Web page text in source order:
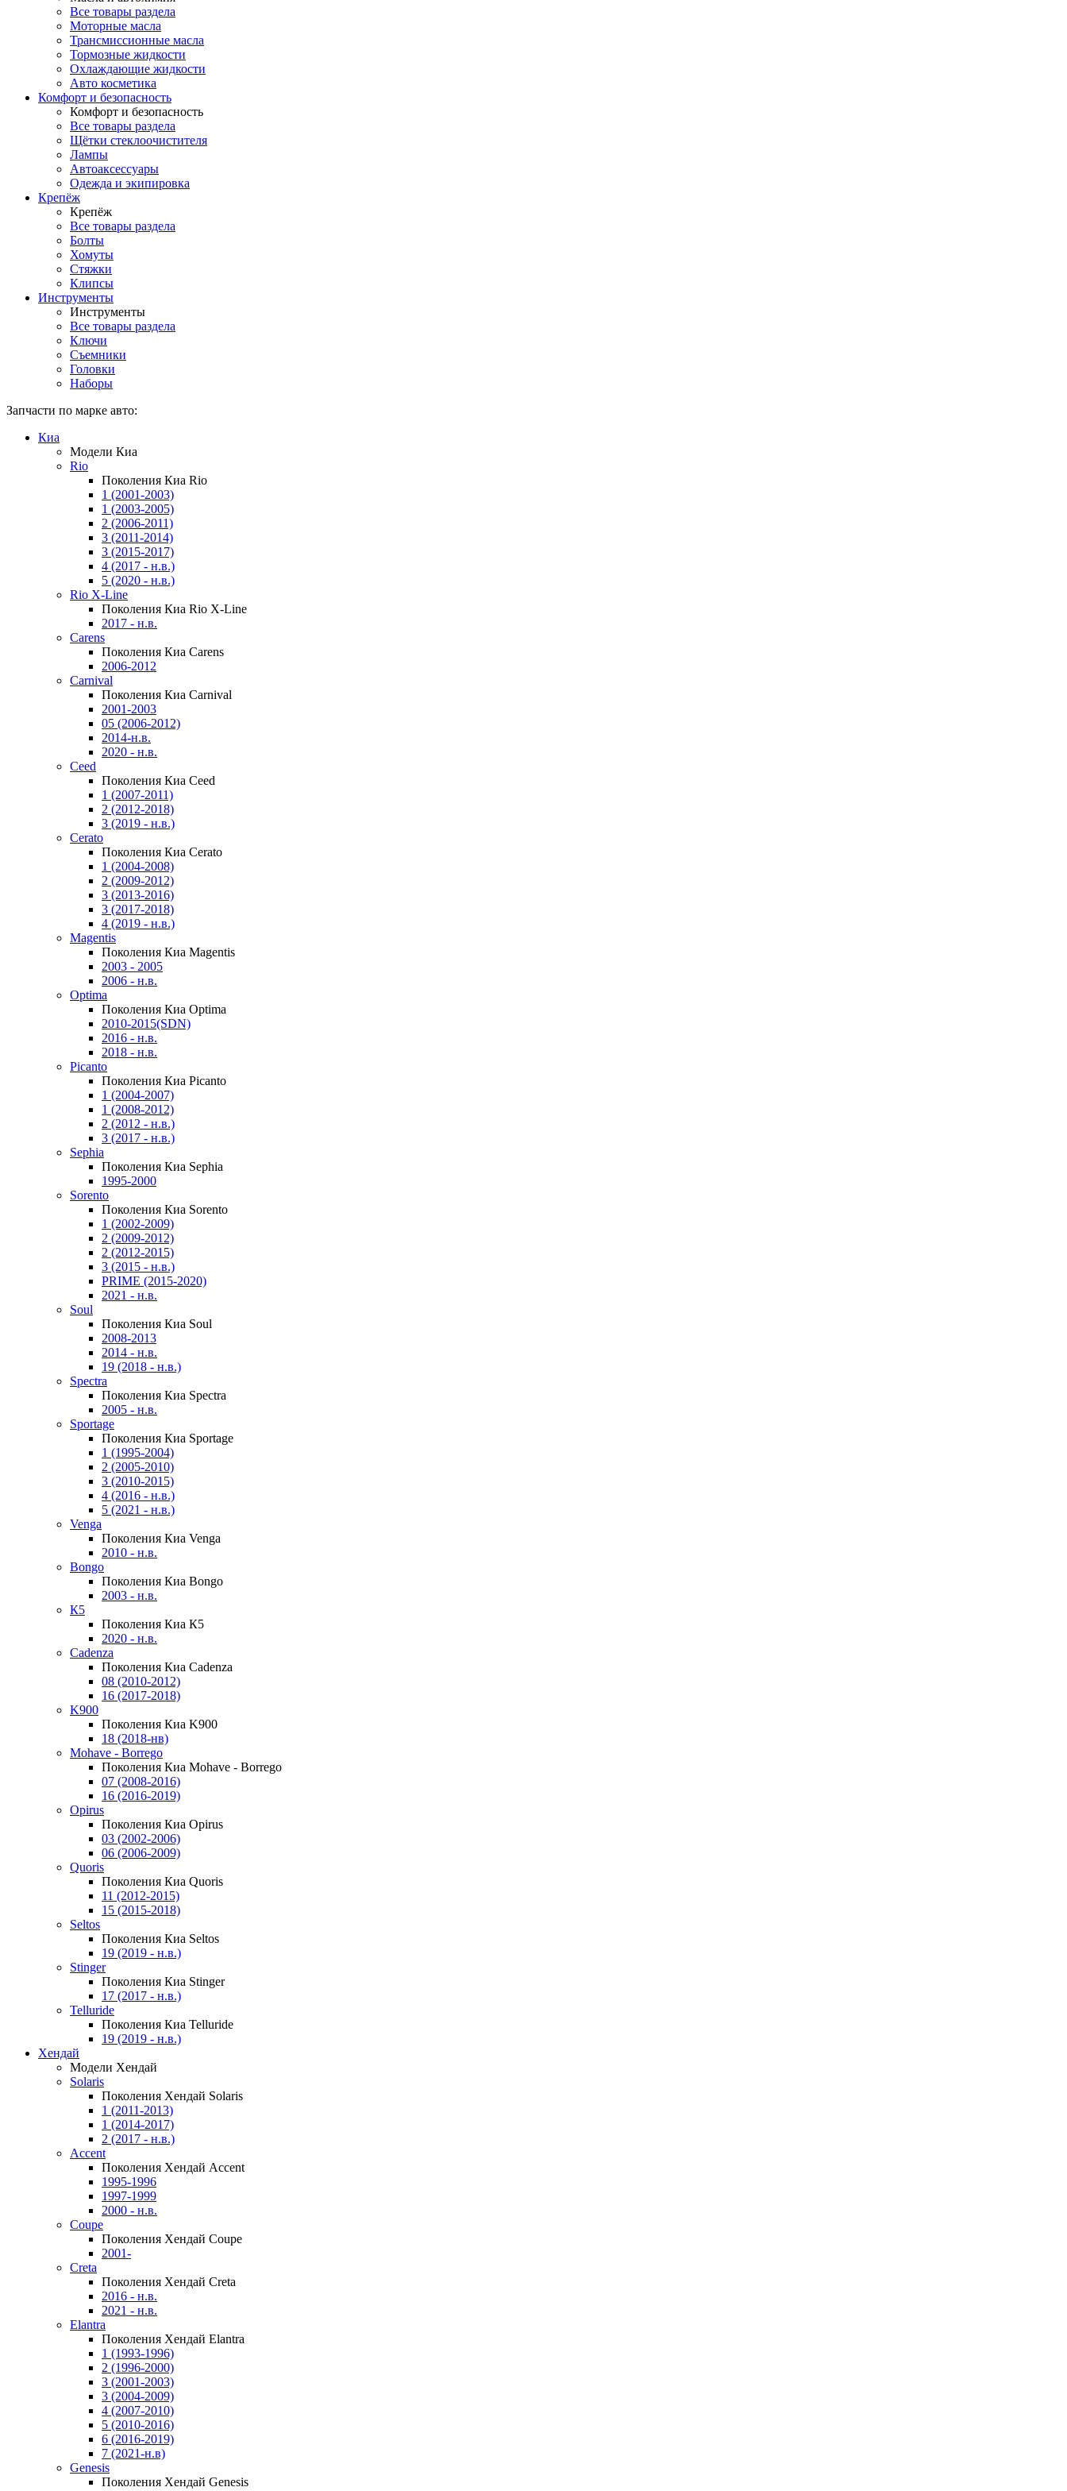
Все товары раздела
Моторные масла
Трансмиссионные масла
Тормозные жидкости
Охлаждающие жидкости
Авто косметика
Комфорт и безопасность
Комфорт и безопасность
Все товары раздела
Щётки стеклоочистителя
Лампы
Автоаксессуары
Одежда и экипировка
Крепёж
Крепёж
Все товары раздела
Болты
Хомуты
Стяжки
Клипсы
Инструменты
Инструменты
Все товары раздела
Ключи
Съемники
Головки
Наборы
Запчасти по марке авто:
Киа
Модели Киа
Rio
Поколения Киа Rio
1 (2001-2003)
1 (2003-2005)
2 (2006-2011)
3 (2011-2014)
3 (2015-2017)
4 (2017 - н.в.)
5 (2020 - н.в.)
Rio X-Line
Поколения Киа Rio X-Line
2017 - н.в.
Carens
Поколения Киа Carens
2006-2012
Carnival
Поколения Киа Carnival
2001-2003
05 (2006-2012)
2014-н.в.
2020 - н.в.
Ceed
Поколения Киа Ceed
1 (2007-2011)
2 (2012-2018)
3 (2019 - н.в.)
Cerato
Поколения Киа Cerato
1 (2004-2008)
2 (2009-2012)
3 (2013-2016)
3 (2017-2018)
4 (2019 - н.в.)
Magentis
Поколения Киа Magentis
2003 - 2005
2006 - н.в.
Optima
Поколения Киа Optima
2010-2015(SDN)
2016 - н.в.
2018 - н.в.
Picanto
Поколения Киа Picanto
1 (2004-2007)
1 (2008-2012)
2 (2012 - н.в.)
3 (2017 - н.в.)
Sephia
Поколения Киа Sephia
1995-2000
Sorento
Поколения Киа Sorento
1 (2002-2009)
2 (2009-2012)
2 (2012-2015)
3 (2015 - н.в.)
PRIME (2015-2020)
2021 - н.в.
Soul
Поколения Киа Soul
2008-2013
2014 - н.в.
19 (2018 - н.в.)
Spectra
Поколения Киа Spectra
2005 - н.в.
Sportage
Поколения Киа Sportage
1 (1995-2004)
2 (2005-2010)
3 (2010-2015)
4 (2016 - н.в.)
5 (2021 - н.в.)
Venga
Поколения Киа Venga
2010 - н.в.
Bongo
Поколения Киа Bongo
2003 - н.в.
К5
Поколения Киа К5
2020 - н.в.
Cadenza
Поколения Киа Cadenza
08 (2010-2012)
16 (2017-2018)
K900
Поколения Киа K900
18 (2018-нв)
Mohave - Borrego
Поколения Киа Mohave - Borrego
07 (2008-2016)
16 (2016-2019)
Opirus
Поколения Киа Opirus
03 (2002-2006)
06 (2006-2009)
Quoris
Поколения Киа Quoris
11 (2012-2015)
15 (2015-2018)
Seltos
Поколения Киа Seltos
19 (2019 - н.в.)
Stinger
Поколения Киа Stinger
17 (2017 - н.в.)
Telluride
Поколения Киа Telluride
19 (2019 - н.в.)
Хендай
Модели Хендай
Solaris
Поколения Хендай Solaris
1 (2011-2013)
1 (2014-2017)
2 (2017 - н.в.)
Accent
Поколения Хендай Accent
1995-1996
1997-1999
2000 - н.в.
Coupe
Поколения Хендай Coupe
2001-
Creta
Поколения Хендай Creta
2016 - н.в.
2021 - н.в.
Elantra
Поколения Хендай Elantra
1 (1993-1996)
2 (1996-2000)
3 (2001-2003)
3 (2004-2009)
4 (2007-2010)
5 (2010-2016)
6 (2016-2019)
7 (2021-н.в)
Genesis
Поколения Хендай Genesis